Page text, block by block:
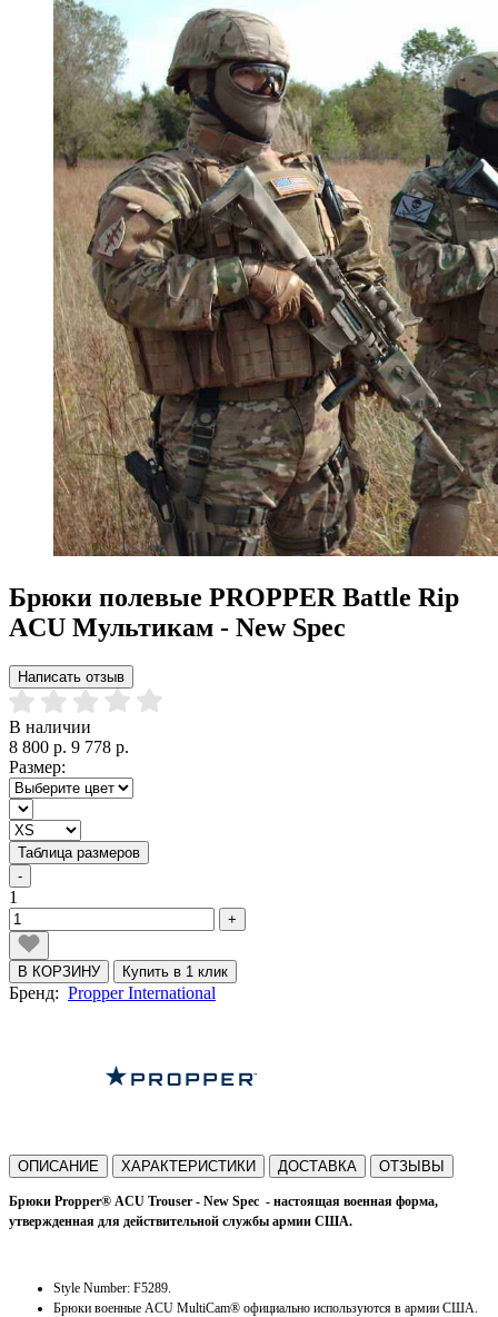
Брюки полевые PROPPER Battle Rip
ACU Мультикам - New Spec
Написать отзыв
В наличии
8 800 р. 9 778 р.
Размер:
Таблица размеров
-
1
+
В КОРЗИНУ Купить в 1 клик
Бренд: Propper International
ОПИСАНИЕ ХАРАКТЕРИСТИКИ ДОСТАВКА ОТЗЫВЫ
Брюки Propper® ACU Trouser - New Spec - настоящая военная форма,
утвержденная для действительной службы армии США.
Style Number: F5289.
Брюки военные ACU MultiCam® официально используются в армии США.